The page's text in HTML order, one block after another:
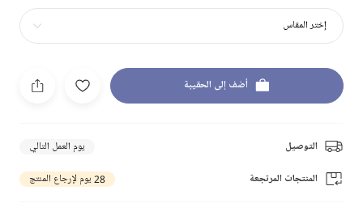
إختر المقاس
أضف إلى الحقيبة
التوصيل يوم العمل التالي
المنتجات المرتجعة 28 يوم لإرجاع المنتج